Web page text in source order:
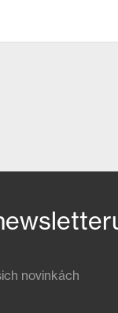
novinkách